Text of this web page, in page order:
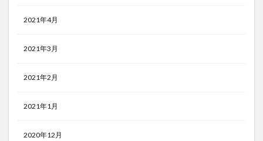
2021年4月
2021年3月
2021年2月
2021年1月
2020年12月